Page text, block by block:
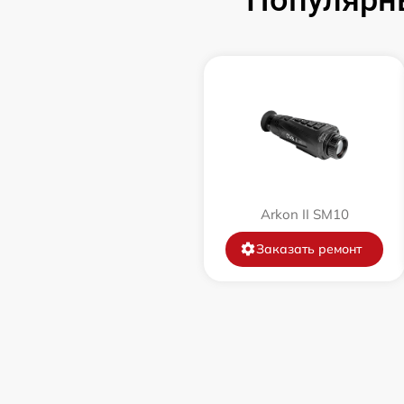
Прошивка (Обновление ПО)
Ремонт платы управления
Восстановление после попадания влаги
Arkon II SM10
Заказать ремонт